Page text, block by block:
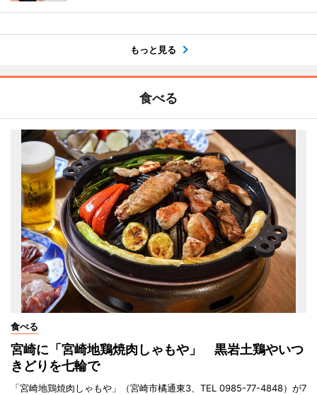
もっと見る
食べる
食べる
宮崎に「宮崎地鶏焼肉しゃもや」 黒岩土鶏やいつ
きどりを七輪で
「宮崎地鶏焼肉しゃもや」（宮崎市橘通東3、TEL 0985-77-4848）が7